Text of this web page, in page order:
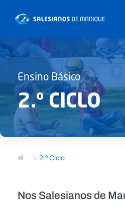
Ensino Básico
2.º CICLO
>2.º Ciclo
Nos Salesianos de